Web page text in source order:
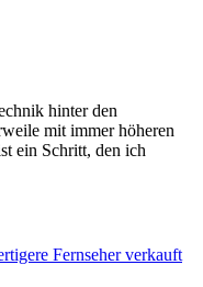
hinter den
mit immer höheren
ein Schritt, den ich